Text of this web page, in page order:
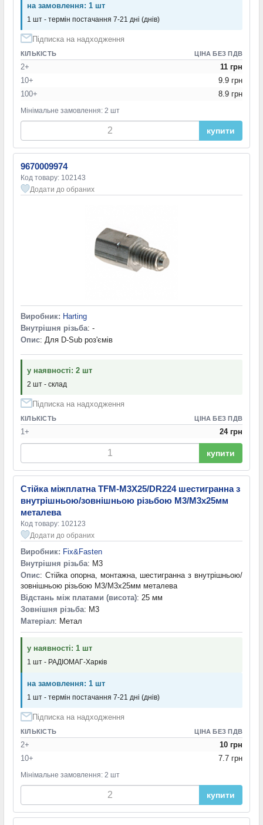
на замовлення: 1 шт
1 шт - термін постачання 7-21 дні (днів)
Підписка на надходження
КІЛЬКІСТЬ ЦІНА БЕЗ ПДВ
2+
11 грн
10+
9.9 грн
100+
8.9 грн
Мінімальне замовлення: 2 шт
купити
9670009974
Код товару: 102143
Додати до обраних
Виробник: Harting
Внутрішня різьба: -
Опис: Для D-Sub роз'ємів
у наявності: 2 шт
2 шт - склад
Підписка на надходження
КІЛЬКІСТЬ ЦІНА БЕЗ ПДВ
1+ 24 грн
купити
Стійка міжплатна TFM-M3X25/DR224 шестигранна з
внутрішньою/зовнішньою різьбою М3/М3х25мм
металева
Код товару: 102123
Додати до обраних
Виробник: Fix&Fasten
Внутрішня різьба: M3
Опис: Стійка опорна, монтажна, шестигранна з внутрішньою/
зовнішньою різьбою М3/М3х25мм металева
Відстань між платами (висота): 25 мм
Зовнішня різьба: M3
Матеріал: Метал
у наявності: 1 шт
1 шт - РАДІОМАГ-Харків
на замовлення: 1 шт
1 шт - термін постачання 7-21 дні (днів)
Підписка на надходження
КІЛЬКІСТЬ ЦІНА БЕЗ ПДВ
2+
10 грн
10+
7.7 грн
Мінімальне замовлення: 2 шт
купити